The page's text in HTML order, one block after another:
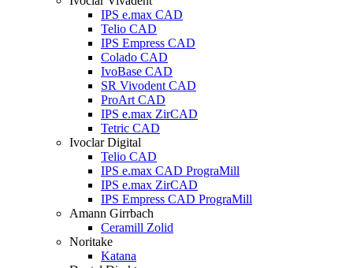
IPS e.max CAD
Telio CAD
IPS Empress CAD
Colado CAD
IvoBase CAD
SR Vivodent CAD
ProArt CAD
IPS e.max ZirCAD
Tetric CAD
Ivoclar Digital
Telio CAD
IPS e.max CAD PrograMill
IPS e.max ZirCAD
IPS Empress CAD PrograMill
Amann Girrbach
Ceramill Zolid
Noritake
Katana